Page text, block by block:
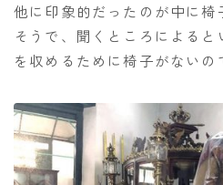
他に印象的だったのが中に椅
そうで、聞くところによる
を収めるために椅子がないの